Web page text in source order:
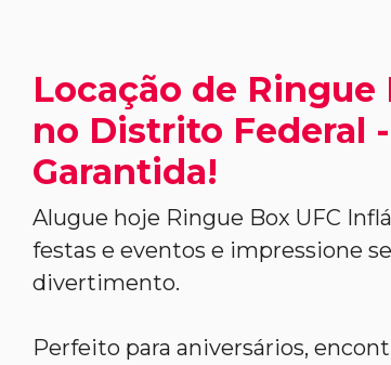
Locação de Ringue
no Distrito Federal
Garantida!
Alugue hoje Ringue Box UFC
festas e eventos e impressione
divertimento.
Perfeito para aniversários,